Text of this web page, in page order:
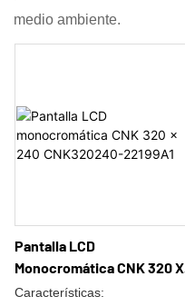
medio ambiente.
Pantalla LCD
Monocromática CNK 320 X
240 CNK320240-22199A1
Características: